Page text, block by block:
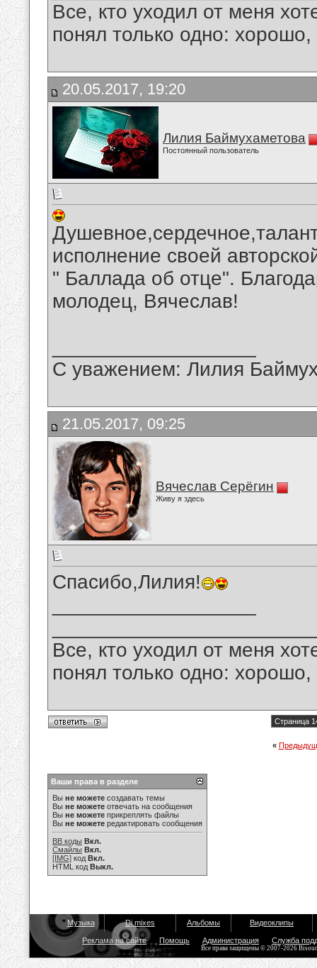
Все, кто уходил от меня
понял только одно:
20.05.2017, 19:20
Лилия Баймухаметова
Постоянный пользователь
исполнение своей
" Баллада об отце".
молодец, Вячеслав!
С уважением: Лилия
21.05.2017, 09:25
Вячеслав Серёгин
Живу я здесь
Спасибо,Лилия!
Все, кто уходил от меня
понял только одно:
Страница
«
Ваши права в разделе
Вы не можете создавать темы
Вы не можете отвечать на сообщения
Вы не можете прикреплять файлы
Вы не можете редактировать сообщения
BB коды Вкл.
Смайлы Вкл.
[IMG] код Вкл.
HTML код Выкл.
Музыка Dj mixes Альбомы Видеоклипы
Реклама на сайте Помощь Администрация Служба
Все права защищены © 2007-2026